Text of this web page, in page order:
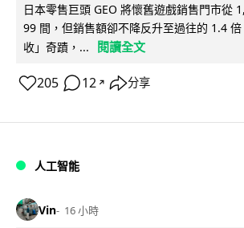
日本零售巨頭 GEO 將懷舊遊戲銷售門市從
99 間，但銷售額卻不降反升至過往的 1.4
收」奇蹟，...
閱讀全文
205 12 ↗ 分享
人工智能
Vin 16 小時